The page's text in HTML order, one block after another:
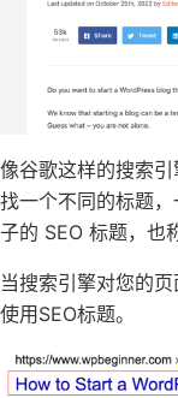
像谷歌这样的搜索
找一个不同的标题
子的 SEO 标题，也
当搜索引擎对您的
使用SEO标题。